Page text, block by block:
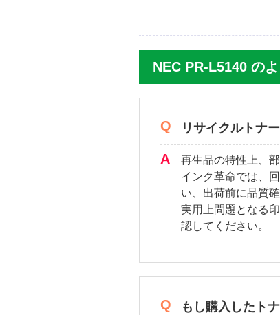
NEC PR-L5140 の
リサイクルトナ
再生品の特性上、
インク革命では、
い、出荷前に品質
実用上問題となる
認してください。
もし購入したト